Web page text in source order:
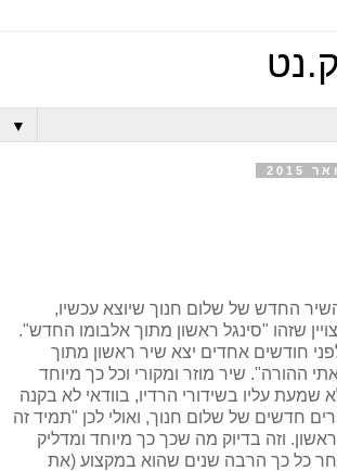
▼
החדש של שלום חנוך שיוצא עכשיו,
שזהו "סינגל ראשון מתוך אלבומו החדש".
חודשים אחדים יצא שיר ראשון מתוך
ההורה". שיר מוזר ומקורי וכל כך מיוחד
שמעת עליו בשידורי הרדיו, בוודאי לא בקנה
חדשים של שלום חנוך, ואולי לכן "תמיד זה
וזה בדיוק מה שכך כך מיוחד ומדליק
כל כך הרבה שנים שהוא במקצוע (את